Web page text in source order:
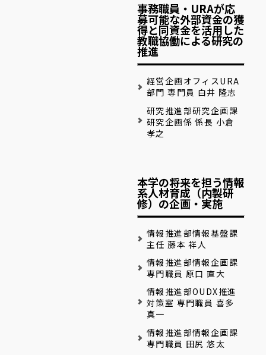
事務職員・URAが応
募可能な外部資金の獲
得と同資金を活用した
教職協働による研究の
推進
経営企画オフィスURA
部門 専門員 白井 隆志
研究推進部研究企画課
研究企画係 係長 小倉
孝之
本学の将来を担う情報
系人材育成（内製研
修）の企画・実施
情報推進部情報基盤課
主任 藤本 祥人
情報推進部情報企画課
専門職員 原口 直大
情報推進部OUDX推進
対策室 専門職員 喜多
真一
情報推進部情報企画課
専門職員 田尻 悠太